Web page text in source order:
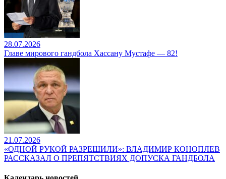
28.07.2026
Главе мирового гандбола Хассану Мустафе — 82!
21.07.2026
«ОДНОЙ РУКОЙ РАЗРЕШИЛИ»: ВЛАДИМИР КОНОПЛЕВ
РАССКАЗАЛ О ПРЕПЯТСТВИЯХ ДОПУСКА ГАНДБОЛА